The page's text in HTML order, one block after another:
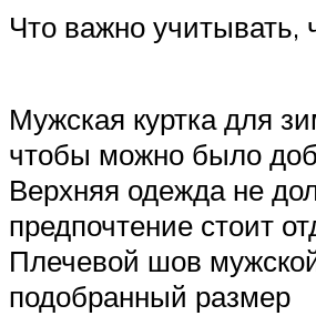
Что важно
Мужская куртка для
чтобы можно было
Верхняя одежда не
предпочтение стоит
Плечевой шов
подобранный размер